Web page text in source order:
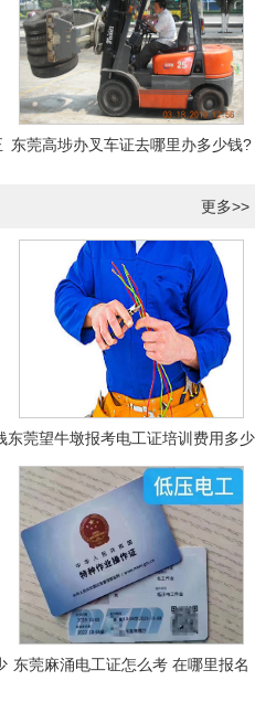
东莞高埗办叉车证去哪里办多少钱?
更多>>
东莞望牛墩报考电工证培训费用多少
钱
东莞麻涌电工证怎么考 在哪里报名